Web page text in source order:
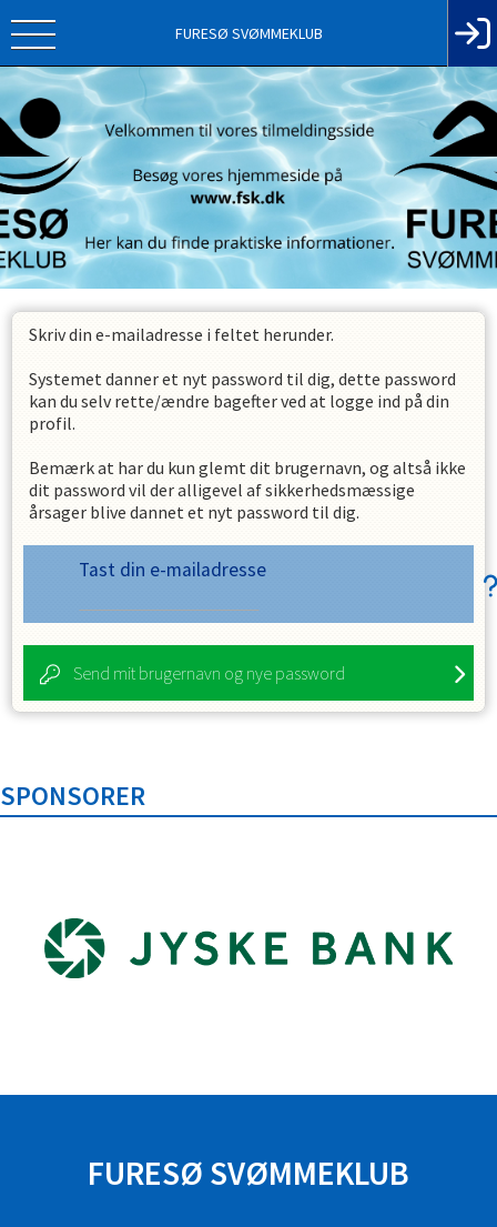
FURESØ SVØMMEKLUB
Skriv din e-mailadresse i feltet herunder.
Systemet danner et nyt password til dig, dette password
kan du selv rette/ændre bagefter ved at logge ind på din
profil.
Bemærk at har du kun glemt dit brugernavn, og altså ikke
dit password vil der alligevel af sikkerhedsmæssige
årsager blive dannet et nyt password til dig.
Tast din e-mailadresse
Send mit brugernavn og nye password
SPONSORER
FURESØ SVØMMEKLUB